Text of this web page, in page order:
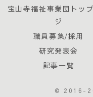
宝山寺福祉事業団トッ
ジ
職員募集/採用
研究発表会
記事一覧
© 2016-